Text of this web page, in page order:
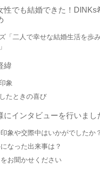
性でも結婚できた！DINKs
「二人で幸せな結婚生活を歩
緯
象
たときの喜び
にインタビューを行いまし
象や交際中はいかがでしたか
なった出来事は？
お聞かせください